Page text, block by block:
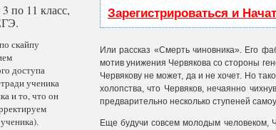
Зарегистрироваться и
Или рассказ «Смерть чиновника». Его
мотив унижения Червякова со стороны
Червякову не может, да и не хочет. Но
холопства, что Червяков, нечаянно
предварительно несколько ступеней
Еще будучи совсем молодым человеком,
по 11 класс,
скайпу
доступа
ученика
и то, что он